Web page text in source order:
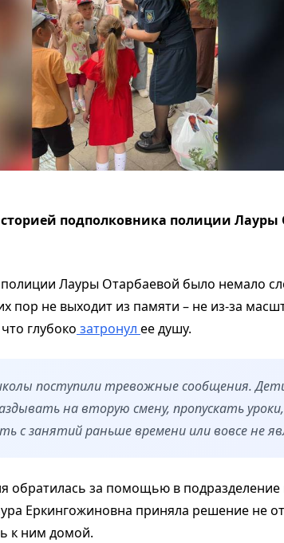
подполковника полиции Лауры
Лауры Отарбаевой было немало
пор не выходит из памяти – не из-за
глубоко затронул ее душу.
поступили тревожные сообщения.
на вторую смену, пропускать
с занятий раньше времени или вовсе не
обратилась за помощью в подразделение
Еркингожиновна приняла решение не
к ним домой.